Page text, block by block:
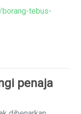
tebus-
penaja